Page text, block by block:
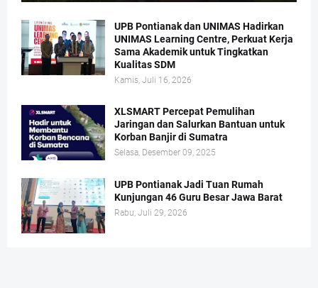
UPB Pontianak dan UNIMAS Hadirkan
UNIMAS Learning Centre, Perkuat Kerja
Sama Akademik untuk Tingkatkan
Kualitas SDM
Kamis, Juli 16, 2026
XLSMART Percepat Pemulihan
Jaringan dan Salurkan Bantuan untuk
Korban Banjir di Sumatra
Selasa, Desember 09, 2025
UPB Pontianak Jadi Tuan Rumah
Kunjungan 46 Guru Besar Jawa Barat
Rabu, Juli 29, 2026